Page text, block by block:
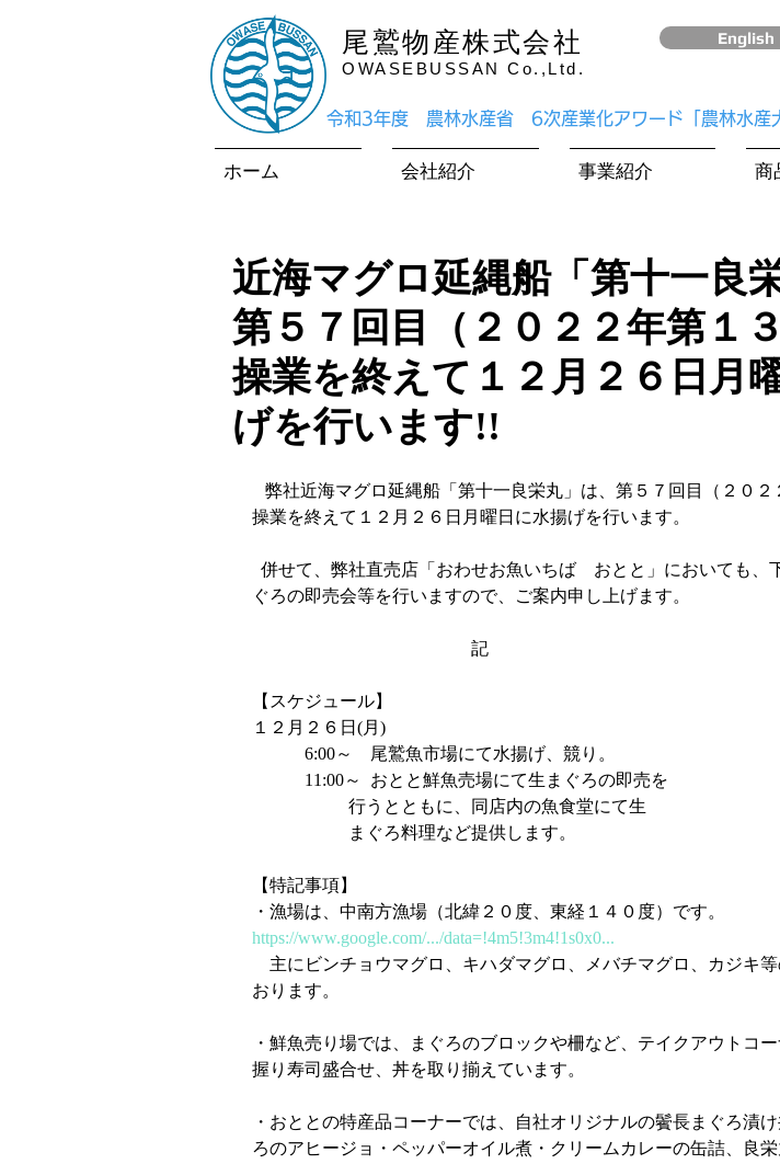
尾鷲物産株式会社
OWASEBUSSAN Co.,Ltd.
English
令和3年度 農林水産省 6次産業化アワード「農林水産
ホーム 会社紹介 事業紹介 商
近海マグロ延縄船「第十一良
第５７回目（２０２２年第１
操業を終えて１２月２６日月
げを行います!!
操業を終えて１２月２６日月曜日に水揚げを行います。
ぐろの即売会等を行いますので、ご案内申し上げます。
                                              　記
【スケジュール】
１２月２６日(月)
            6:00～    尾鷲魚市場にて水揚げ、競り。
            11:00～  おとと鮮魚売場にて生まぐろの即売を
                      行うとともに、同店内の魚食堂にて生
                      まぐろ料理など提供します。
【特記事項】
・漁場は、中南方漁場（北緯２０度、東経１４０度）です。
https://www.google.com/.../data=!4m5!3m4!1s0x0...
主にビンチョウマグロ、キハダマグロ、メバチマグロ、カジキ
おります。
・鮮魚売り場では、まぐろのブロックや柵など、テイクアウトコ
握り寿司盛合せ、丼を取り揃えています。
・おととの特産品コーナーでは、自社オリジナルの鬢長まぐろ漬
ろのアヒージョ・ペッパーオイル煮・クリームカレーの缶詰、良栄